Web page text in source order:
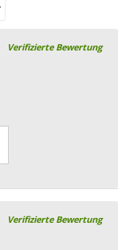
Verifizierte Bewertung
Verifizierte Bewertung